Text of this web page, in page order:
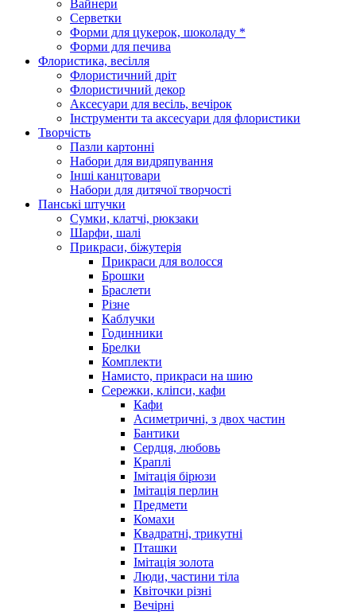
Вайнери
Серветки
Форми для цукерок, шоколаду *
Форми для печива
Флористика, весілля
Флористичний дріт
Флористичний декор
Аксесуари для весіль, вечірок
Інструменти та аксесуари для флористики
Творчість
Пазли картонні
Набори для видряпування
Інші канцтовари
Набори для дитячої творчості
Панські штучки
Сумки, клатчі, рюкзаки
Шарфи, шалі
Прикраси, біжутерія
Прикраси для волосся
Брошки
Браслети
Різне
Каблучки
Годинники
Брелки
Комплекти
Намисто, прикраси на шию
Сережки, кліпси, кафи
Кафи
Асиметричні, з двох частин
Бантики
Сердця, любовь
Краплі
Імітація бірюзи
Імітація перлин
Предмети
Комахи
Квадратні, трикутні
Пташки
Імітація золота
Люди, частини тіла
Квіточки різні
Вечірні